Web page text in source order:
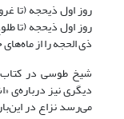
روز اول ذیحجه (تا
روز اول ذیحجه (تا
ذی الحجه را از
شیخ طوسی در کتاب
دیگری نیز درباره‌ی
می‌رسد نزاع در